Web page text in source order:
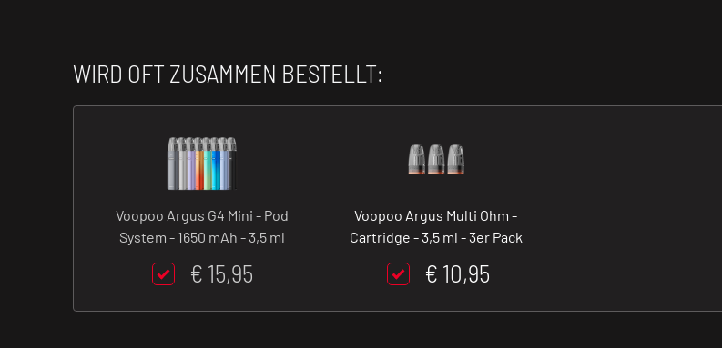
WIRD OFT ZUSAMMEN BESTELLT:
Voopoo Argus G4 Mini - Pod
System - 1650 mAh - 3,5 ml
€ 15,95
Voopoo Argus Multi Ohm -
Cartridge - 3,5 ml - 3er Pack
€ 10,95